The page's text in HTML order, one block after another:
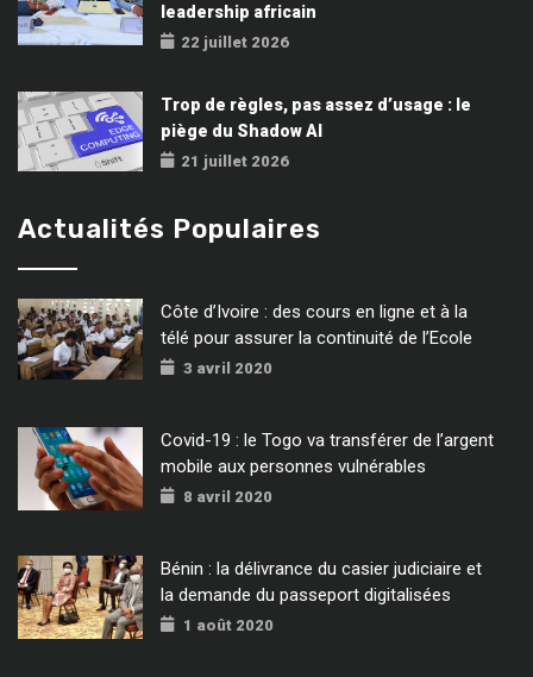
leadership africain
22 juillet 2026
Trop de règles, pas assez d’usage : le
piège du Shadow AI
21 juillet 2026
Actualités Populaires
Côte d’Ivoire : des cours en ligne et à la
télé pour assurer la continuité de l’Ecole
3 avril 2020
Covid-19 : le Togo va transférer de l’argent
mobile aux personnes vulnérables
8 avril 2020
Bénin : la délivrance du casier judiciaire et
la demande du passeport digitalisées
1 août 2020